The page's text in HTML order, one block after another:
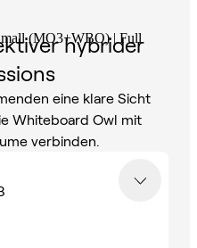
hybrider
eine klare Sicht
Whiteboard Owl mit
verbinden.